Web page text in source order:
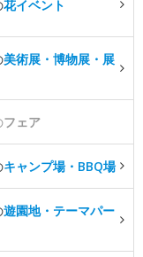
花イベント
美術展・博物展・展
フェア
キャンプ場・BBQ場
遊園地・テーマパー